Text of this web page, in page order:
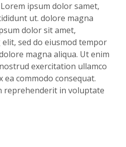
ipsum dolor samet,
ut. dolore magna
dolor sit amet,
sed do eiusmod tempor
magna aliqua. Ut enim
exercitation ullamco
commodo consequat.
reprehenderit in voluptate